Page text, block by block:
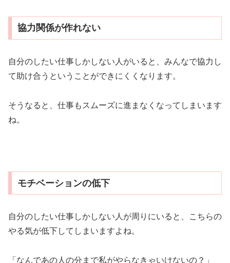
協力関係が作れない
自分のしたい仕事しかしない人がいると、みんなで協力し
て助け合うということができにくくなります。
そうなると、仕事もスムーズに進まなくなってしまいます
ね。
モチベーションの低下
自分のしたい仕事しかしない人が周りにいると、こちらの
やる気が低下してしまいますよね。
「なんであの人の分まで私がやらなきゃいけないの？」